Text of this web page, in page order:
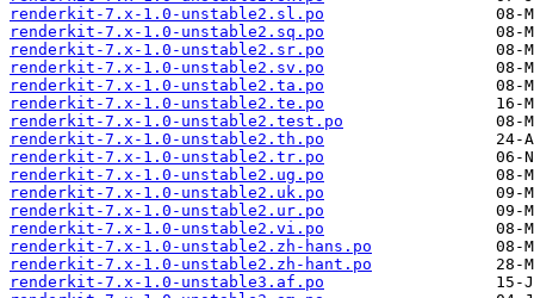
renderkit-7.x-1.0-unstable2.sl.po
renderkit-7.x-1.0-unstable2.sq.po
renderkit-7.x-1.0-unstable2.sr.po
renderkit-7.x-1.0-unstable2.sv.po
renderkit-7.x-1.0-unstable2.ta.po
renderkit-7.x-1.0-unstable2.te.po
renderkit-7.x-1.0-unstable2.test.po
renderkit-7.x-1.0-unstable2.th.po
renderkit-7.x-1.0-unstable2.tr.po
renderkit-7.x-1.0-unstable2.ug.po
renderkit-7.x-1.0-unstable2.uk.po
renderkit-7.x-1.0-unstable2.ur.po
renderkit-7.x-1.0-unstable2.vi.po
renderkit-7.x-1.0-unstable2.zh-hans.po
renderkit-7.x-1.0-unstable2.zh-hant.po
renderkit-7.x-1.0-unstable3.af.po